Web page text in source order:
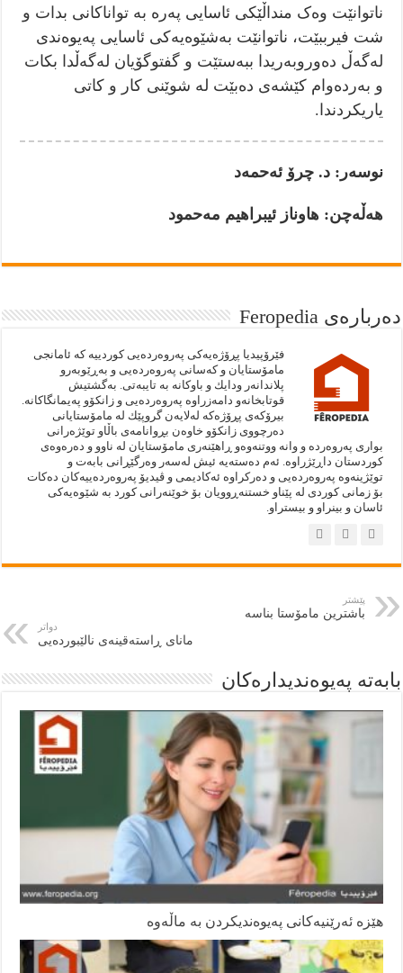
ناتوانێت وەک منداڵێکی ئاسایی پەرە بە تواناکانی بدات و
شت فیرببێت، ناتوانێت بەشێوەیەکی ئاسایی پەیوەندی
لەگەڵ دەوروبەریدا ببەستێت و گفتوگۆیان لەگەڵدا بکات
و بەردەوام کێشەی دەبێت لە شوێنی کار و کاتی
یاریکردندا.
نوسەر: د. چرۆ ئەحمەد
هەڵەچن: هاوناز ئیبراهیم مەحمود
دەربارەى Feropedia
فێرۆپيديا پڕۆژەيەكى په‌روه‌رده‌يى كوردييە كە ئامانجى
مامۆستايان و كەسانى پەروەردەيى و بەڕێوبەرو
پلاندانەر ودايك و باوكانە بە تايبەتى. به‌گشتيش
قوتابخانەو دامەزراوە پەروەردەيى و زانكۆو پەيمانگاكانە.
بيرۆكەى پڕۆژەكە لەلايەن گروپێك لە مامۆستايانى
دەرچووى زانكۆو خاوەن بڕوانامەى باڵاو توێژەرانى
بوارى پەروەردە و وانە ووتنەوەو ڕاهێنەرى مامۆستايان لە ناوو و دەرەوەى
كوردستان داڕێژراوە. ئەم دەستەيه‌ ئيش لەسەر وەرگێڕانى بابەت و
توێژينەوە پەروەردەيى و دەركراوە ئەكاديمى و ڤيديۆ پەروەردەييەكان دەكات
بۆ زمانى كوردى لە پێناو خستنەڕوويان بۆ خوێنەرانى كورد بە شێوەيەكى
ئاسان و بينراو و بيستراو.
پێشتر
باشترین مامۆستا بناسە
دواتر
مانای ڕاستەقینەی نالێبوردەیی
بابەتە پەيوەنديدارەكان
هێزە ئەرێنیەکانی پەیوەندیکردن بە ماڵەوە